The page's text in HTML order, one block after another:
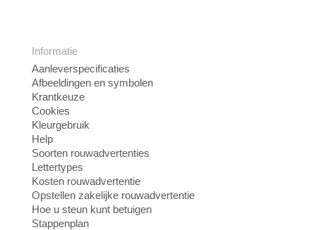
Informatie
Aanleverspecificaties
Afbeeldingen en symbolen
Krantkeuze
Cookies
Kleurgebruik
Help
Soorten rouwadvertenties
Lettertypes
Kosten rouwadvertentie
Opstellen zakelijke rouwadvertentie
Hoe u steun kunt betuigen
Stappenplan